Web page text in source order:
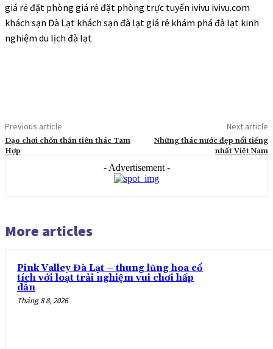
giá rẻ đặt phòng giá rẻ đặt phòng trực tuyến ivivu ivivu.com
khách sạn Đà Lạt khách sạn đà lạt giá rẻ khám phá đà lạt kinh
nghiệm du lịch đà lạt
Previous article
Dạo chơi chốn thần tiên thác Tam
Hợp
Next article
Những thác nước đẹp nổi tiếng
nhất Việt Nam
- Advertisement -
More articles
Pink Valley Đà Lạt – thung lũng hoa cổ
tích với loạt trải nghiệm vui chơi hấp
dẫn
Tháng 8 8, 2026